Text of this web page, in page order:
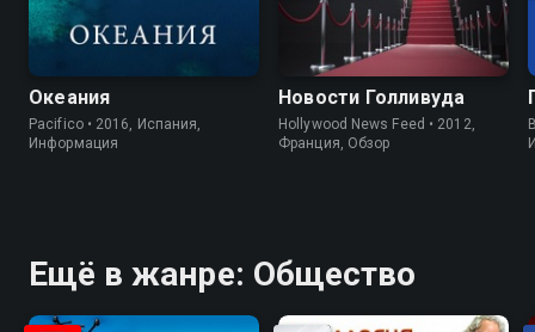
Океания
Pacifico • 2016, Испания,
Информация
Новости Голливуда
Hollywood News Feed • 2012,
Франция, Обзор
Ещё в жанре: Общество